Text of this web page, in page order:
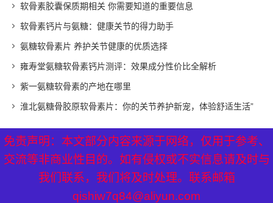
软骨素胶囊保质期相关 你需要知道的重要信息
软骨素钙片与氨糖：健康关节的得力助手
氨糖软骨素片 养护关节健康的优质选择
雍寿堂氨糖软骨素钙片测评：效果成分性价比全解析
紫一氨糖软骨素的产地在哪里
淮北氨糖骨胶原软骨素片：你的关节养护新宠，体验舒适生活”
免责声明：本文部分内容来源于网络，仅用于参考、
交流等非商业性目的。如有侵权或不实信息请及时与
我们联系，我们将及时处理。联系邮箱
qishiw7q84@aliyun.com
XML地图| 网站地图 热点关注
免责声明：本文部分内容来源于网络，仅用于参考、
交流等非商业性目的。如有侵权或不实信息请及时与
我们联系，我们将及时处理。联系邮箱
qishiw7q84@aliyun.com